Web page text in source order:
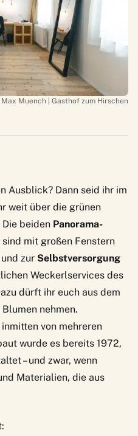
Max Muench | Gasthof zum Hirschen
Ausblick? Dann seid ihr im
weit über die grünen
beiden Panorama-
mit großen Fenstern
zur Selbstversorgung
Weckerlservices des
dürft ihr euch aus dem
nehmen.
von mehreren
wurde es bereits 1972,
– und zwar, wenn
Materialien, die aus